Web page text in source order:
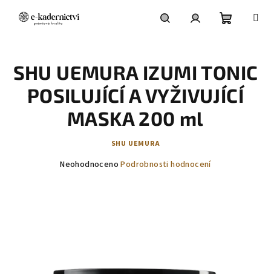
košík
SHU UEMURA IZUMI TONIC
POSILUJÍCÍ A VYŽIVUJÍCÍ
MASKA 200 ml
SHU UEMURA
Průměrné
Neohodnoceno Podrobnosti hodnocení